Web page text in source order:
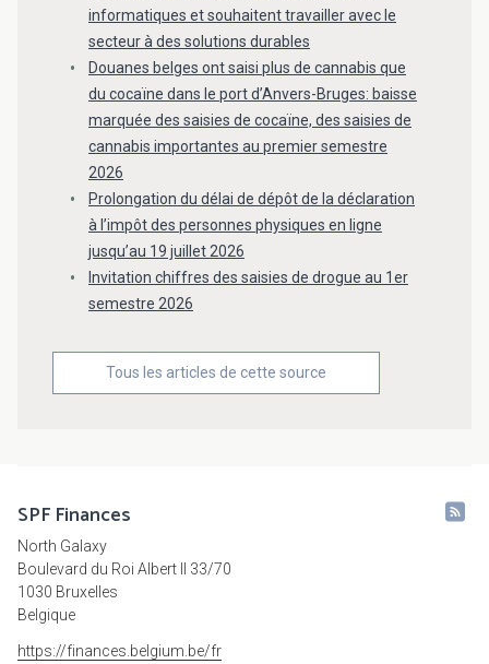
informatiques et souhaitent travailler avec le
secteur à des solutions durables
Douanes belges ont saisi plus de cannabis que
du cocaïne dans le port d’Anvers-Bruges: baisse
marquée des saisies de cocaïne, des saisies de
cannabis importantes au premier semestre
2026
Prolongation du délai de dépôt de la déclaration
à l’impôt des personnes physiques en ligne
jusqu’au 19 juillet 2026
Invitation chiffres des saisies de drogue au 1er
semestre 2026
Tous les articles de cette source
SPF Finances
North Galaxy
Boulevard du Roi Albert II 33/70
1030 Bruxelles
Belgique
https://finances.belgium.be/fr